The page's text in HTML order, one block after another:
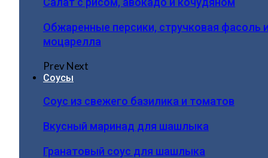
Обжаренные персики, стручковая фасоль
моцарелла
PrevNext
Соусы
Соус из свежего базилика и томатов
Вкусный маринад для шашлыка
Гранатовый соус для шашлыка